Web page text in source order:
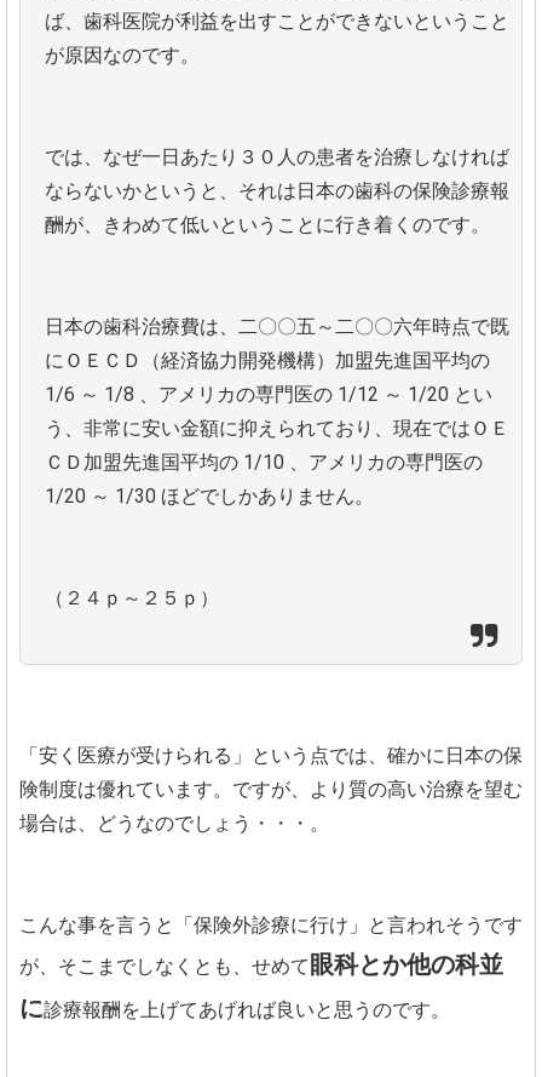
ば、歯科医院が利益を出すことができないということ
が原因なのです。
では、なぜ一日あたり３０人の患者を治療しなければ
ならないかというと、それは日本の歯科の保険診療報
酬が、きわめて低いということに行き着くのです。
日本の歯科治療費は、二〇〇五～二〇〇六年時点で既
にＯＥＣＤ（経済協力開発機構）加盟先進国平均の
1/6 ～ 1/8 、アメリカの専門医の 1/12 ～ 1/20 とい
う、非常に安い金額に抑えられており、現在ではＯＥ
ＣＤ加盟先進国平均の 1/10 、アメリカの専門医の
1/20 ～ 1/30 ほどでしかありません。
（２４ｐ～２５ｐ）
「安く医療が受けられる」という点では、確かに日本の保
険制度は優れています。ですが、より質の高い治療を望む
場合は、どうなのでしょう・・・。
こんな事を言うと「保険外診療に行け」と言われそうです
が、そこまでしなくとも、せめて 眼科とか他の科並
に診療報酬を上げてあげれば良いと思うのです。